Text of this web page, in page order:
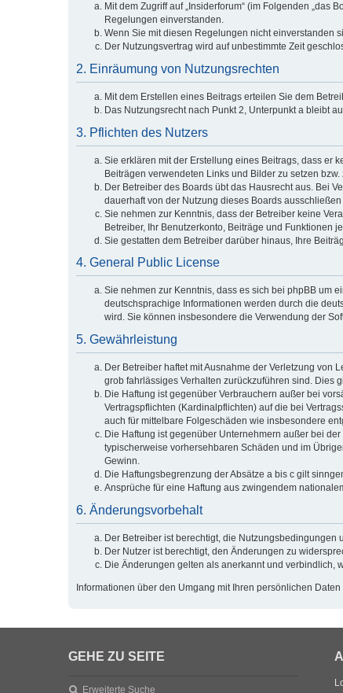
Mit dem Zugriff auf „Insiderforum“ (im Folgenden
Regelungen einverstanden.
Wenn Sie mit diesen Regelungen nicht einverstanden
Der Nutzungsvertrag wird auf unbestimmte Zeit
2. Einräumung von Nutzungsrechten
Mit dem Erstellen eines Beitrags erteilen Sie dem
Das Nutzungsrecht nach Punkt 2, Unterpunkt a bleibt
3. Pflichten des Nutzers
Sie erklären mit der Erstellung eines Beitrags, dass er
Beiträgen verwendeten Links und Bilder zu setzen bzw.
Der Betreiber des Boards übt das Hausrecht aus. Bei
dauerhaft von der Nutzung dieses Boards
Sie nehmen zur Kenntnis, dass der Betreiber keine
Betreiber, Ihr Benutzerkonto, Beiträge und Funktionen
Sie gestatten dem Betreiber darüber hinaus, Ihre
4. General Public License
Sie nehmen zur Kenntnis, dass es sich bei phpBB um
deutschsprachige Informationen werden durch die
wird. Sie können insbesondere die Verwendung der
5. Gewährleistung
Der Betreiber haftet mit Ausnahme der Verletzung von
grob fahrlässiges Verhalten zurückzuführen sind. Dies
Die Haftung ist gegenüber Verbrauchern außer bei
Vertragspflichten (Kardinalpflichten) auf die bei
auch für mittelbare Folgeschäden wie insbesondere
Die Haftung ist gegenüber Unternehmern außer bei
typischerweise vorhersehbaren Schäden und im
Gewinn.
Die Haftungsbegrenzung der Absätze a bis c gilt
Ansprüche für eine Haftung aus zwingendem
6. Änderungsvorbehalt
Der Betreiber ist berechtigt, die
Der Nutzer ist berechtigt, den Änderungen zu
Die Änderungen gelten als anerkannt und verbindlich,
Informationen über den Umgang mit Ihren persönlichen
GEHE ZU SEITE
Erweiterte Suche